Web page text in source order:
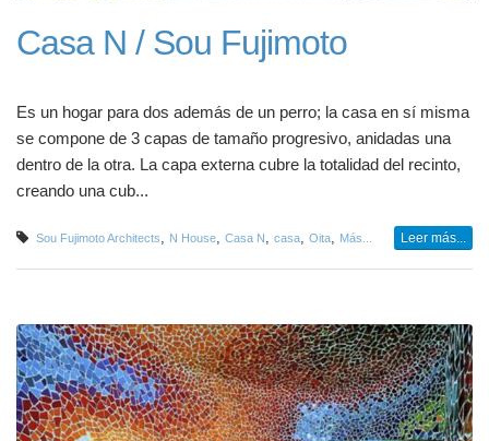
Casa N / Sou Fujimoto
Es un hogar para dos además de un perro; la casa en sí misma
se compone de 3 capas de tamaño progresivo, anidadas una
dentro de la otra. La capa externa cubre la totalidad del recinto,
creando una cub...
Sou Fujimoto Architects, N House, Casa N , casa, Oita, Más... Leer más...